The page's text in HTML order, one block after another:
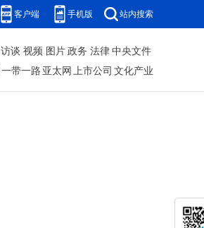
客户端 手机版 站内搜索
访谈 视频 图片 政务 法律 中央文件
一带一路 亚太网 上市公司 文化产业